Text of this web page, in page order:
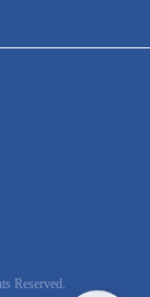
Reserved.